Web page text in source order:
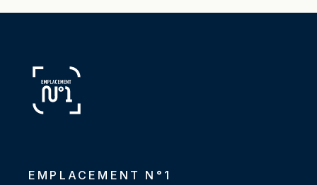
EMPLACEMENT N°1